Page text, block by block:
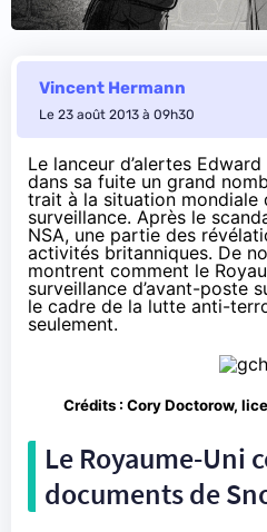
Vincent Hermann
Le 23 août 2013 à 09h30
Le lanceur d’alertes
dans sa fuite un grand
trait à la situation mondiale
surveillance. Après le
NSA, une partie des
activités britanniques. De
montrent comment le
surveillance d’avant-poste
le cadre de la lutte anti-
seulement.
Crédits : Cory Doctorow,
Le Royaume-Uni
documents de